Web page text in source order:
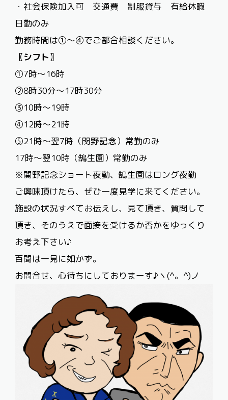
・社会保険加入可 交通費 制服貸与 有給休暇
日勤のみ
勤務時間は①～④でご都合相談ください。
〖シフト〗
①7時～16時
②8時30分～17時30分
③10時～19時
④12時～21時
⑤21時～翌7時（関野記念）常勤のみ
17時～翌10時（鵠生園）常勤のみ
※関野記念ショート夜勤、鵠生園はロング夜勤
ご興味頂けたら、ぜひ一度見学に来てください。
施設の状況すべてお伝えし、見て頂き、質問して
頂き、そのうえで面接を受けるか否かをゆっくり
お考え下さい♪
百聞は一見に如かず。
お問合せ、心待ちにしておりまーす♪ヽ(^。^)ノ